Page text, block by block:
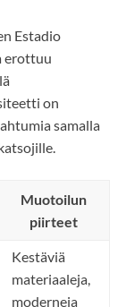
Estadio
erottuu
on
samalla
Muotoilun
piirteet
Kestäviä
materiaaleja,
moderneja